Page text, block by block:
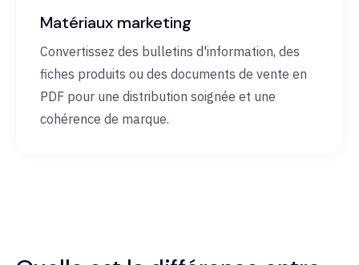
Matériaux marketing
Convertissez des bulletins d'information, des
fiches produits ou des documents de vente en
PDF pour une distribution soignée et une
cohérence de marque.